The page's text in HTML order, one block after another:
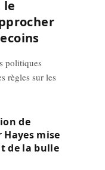
le
politiques
règles sur les
de
mise
de la bulle